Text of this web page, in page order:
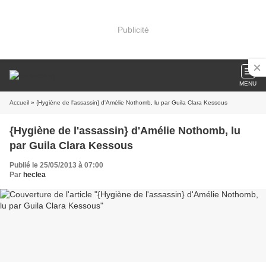
Publicité
MENU
Accueil » {Hygiène de l'assassin} d'Amélie Nothomb, lu par Guila Clara Kessous
{Hygiène de l'assassin} d'Amélie Nothomb, lu
par Guila Clara Kessous
Publié le 25/05/2013 à 07:00
Par heclea